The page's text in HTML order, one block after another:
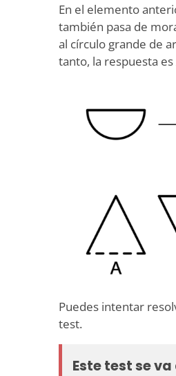
En el elemento
también pasa de
al círculo grande de
tanto, la respuesta es
Puedes intentar
test.
Este test se